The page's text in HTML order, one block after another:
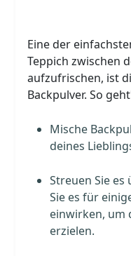
Eine der
Teppich zwischen
aufzufrischen, ist
Backpulver. So
Mische
deines
Streuen Sie es
Sie es für
einwirken, um
erzielen.